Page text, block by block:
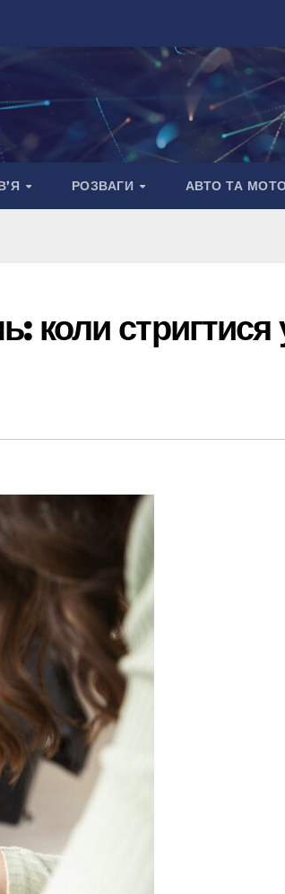
РОЗВАГИ АВТО ТА
коли стригтися